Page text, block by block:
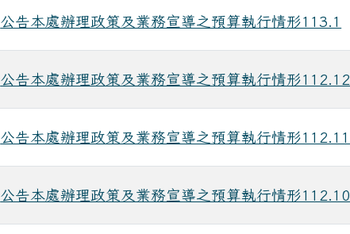
公告本處辦理政策及業務宣導之預算執行情形113.1
公告本處辦理政策及業務宣導之預算執行情形112.12
公告本處辦理政策及業務宣導之預算執行情形112.11
公告本處辦理政策及業務宣導之預算執行情形112.10